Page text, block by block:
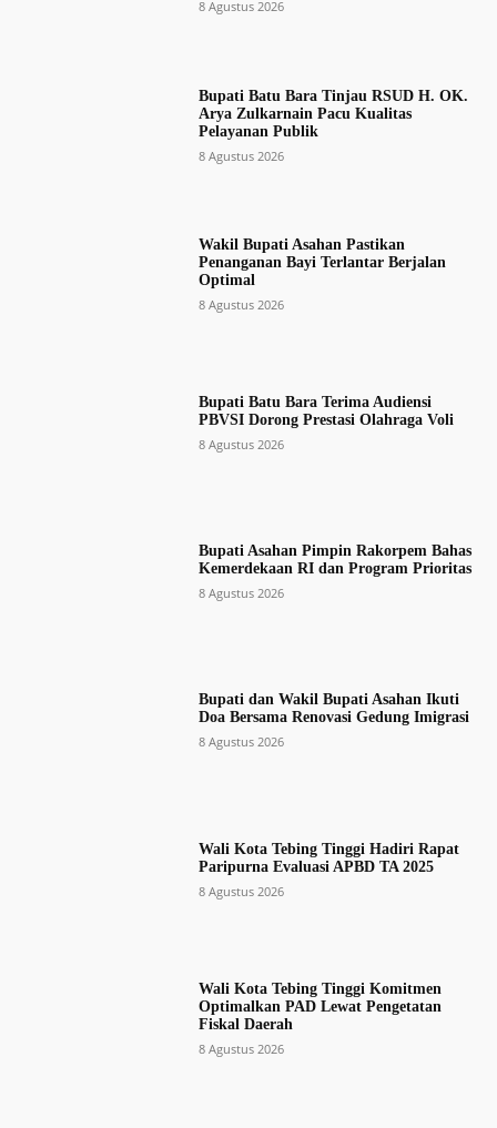
8 Agustus 2026
Bupati Batu Bara Tinjau RSUD H. OK.
Arya Zulkarnain Pacu Kualitas
Pelayanan Publik
8 Agustus 2026
Wakil Bupati Asahan Pastikan
Penanganan Bayi Terlantar Berjalan
Optimal
8 Agustus 2026
Bupati Batu Bara Terima Audiensi
PBVSI Dorong Prestasi Olahraga Voli
8 Agustus 2026
Bupati Asahan Pimpin Rakorpem Bahas
Kemerdekaan RI dan Program Prioritas
8 Agustus 2026
Bupati dan Wakil Bupati Asahan Ikuti
Doa Bersama Renovasi Gedung Imigrasi
8 Agustus 2026
Wali Kota Tebing Tinggi Hadiri Rapat
Paripurna Evaluasi APBD TA 2025
8 Agustus 2026
Wali Kota Tebing Tinggi Komitmen
Optimalkan PAD Lewat Pengetatan
Fiskal Daerah
8 Agustus 2026